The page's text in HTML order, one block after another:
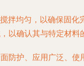
拌均匀，以确保固
以确认其与特定材料
防护、应用广泛、